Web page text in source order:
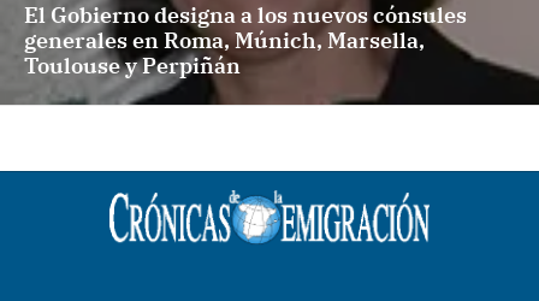
El Gobierno designa a los nuevos cónsules
generales en Roma, Múnich, Marsella,
Toulouse y Perpiñán